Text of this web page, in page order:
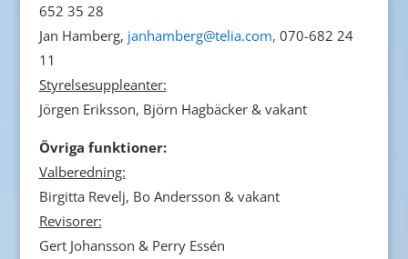
652 35 28
Jan Hamberg, janhamberg@telia.com, 070-682 24
11
Styrelsesuppleanter:
Jörgen Eriksson, Björn Hagbäcker & vakant
Övriga funktioner:
Valberedning:
Birgitta Revelj, Bo Andersson & vakant
Revisorer:
Gert Johansson & Perry Essén